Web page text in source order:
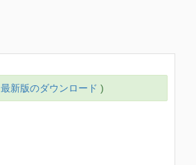
最新版のダウンロード )